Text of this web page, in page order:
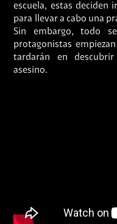
escuela, estas
para llevar a cabo una
Sin embargo, todo
protagonistas
tardarán en
asesino.